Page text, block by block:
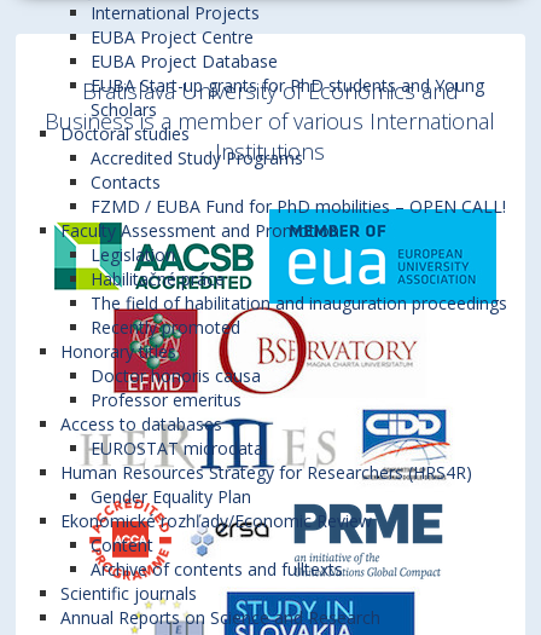
International Projects
EUBA Project Centre
EUBA Project Database
EUBA Start-up grants for PhD students and Young
Scholars
Doctoral studies
Accredited Study Programs
Contacts
FZMD / EUBA Fund for PhD mobilities – OPEN CALL!
Faculty Assessment and Promotion
Legislation
Habilitačné práce
The field of habilitation and inauguration proceedings
Recently promoted
Honorary titles
Doctor honoris causa
Professor emeritus
Access to databases
EUROSTAT microdata
Human Resources Strategy for Researchers (HRS4R)
Gender Equality Plan
Ekonomické rozhľady/Economic Review
Content
Archive of contents and fulltexts
Scientific journals
Annual Reports on Science and Research
Bratislava University of Economics and
Business is a member of various International
Institutions